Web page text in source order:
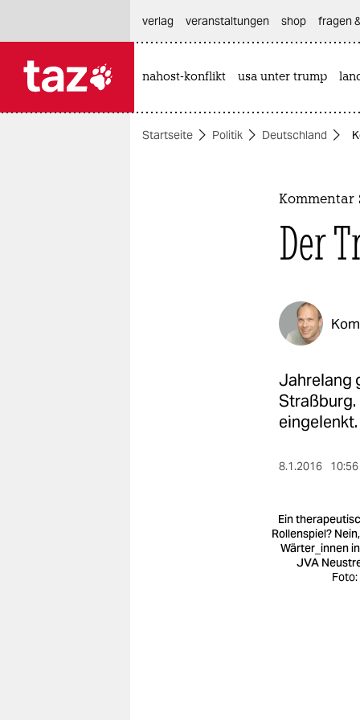
themen
verlag
veranstaltungen shop fragen
nahost-konflikt usa unter trump
Startseite Politik Deutschland
Kommentar
Der
Jahrelang
Straßburg.
eingelenkt.
8.1.2016
Ein
Rollenspiel?
Wärter_innen
JVA